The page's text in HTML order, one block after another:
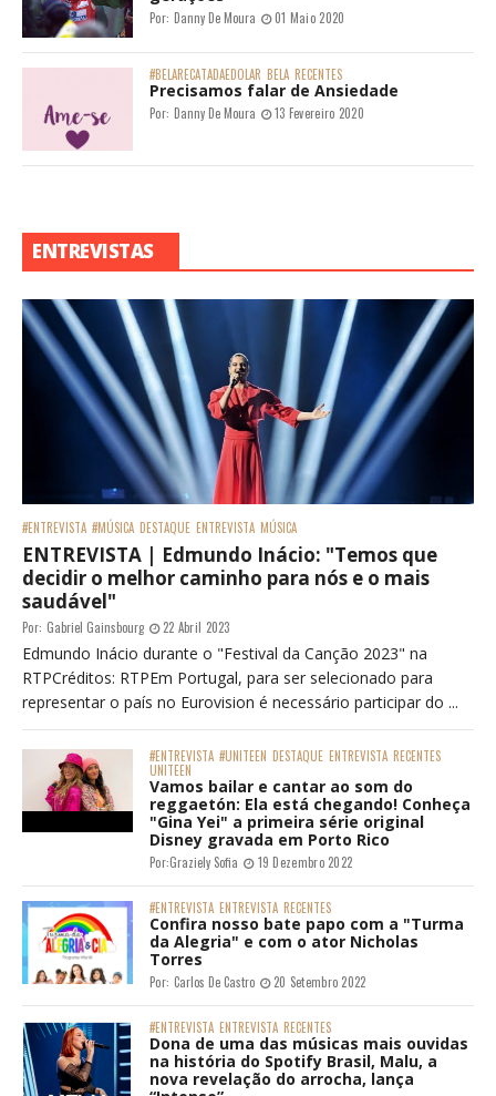
Por: Danny De Moura 01 Maio 2020
#BELARECATADAEDOLAR BELA RECENTES
Precisamos falar de Ansiedade
Por: Danny De Moura 13 Fevereiro 2020
ENTREVISTAS
#ENTREVISTA #MÚSICA DESTAQUE ENTREVISTA MÚSICA
ENTREVISTA | Edmundo Inácio: "Temos que
decidir o melhor caminho para nós e o mais
saudável"
Por: Gabriel Gainsbourg 22 Abril 2023
Edmundo Inácio durante o "Festival da Canção 2023" na
RTPCréditos: RTPEm Portugal, para ser selecionado para
representar o país no Eurovision é necessário participar do ...
#ENTREVISTA #UNITEEN DESTAQUE ENTREVISTA RECENTES
UNITEEN
Vamos bailar e cantar ao som do
reggaetón: Ela está chegando! Conheça
"Gina Yei" a primeira série original
Disney gravada em Porto Rico
Por:Graziely Sofia 19 Dezembro 2022
#ENTREVISTA ENTREVISTA RECENTES
Confira nosso bate papo com a "Turma
da Alegria" e com o ator Nicholas
Torres
Por: Carlos De Castro 20 Setembro 2022
#ENTREVISTA ENTREVISTA RECENTES
Dona de uma das músicas mais ouvidas
na história do Spotify Brasil, Malu, a
nova revelação do arrocha, lança